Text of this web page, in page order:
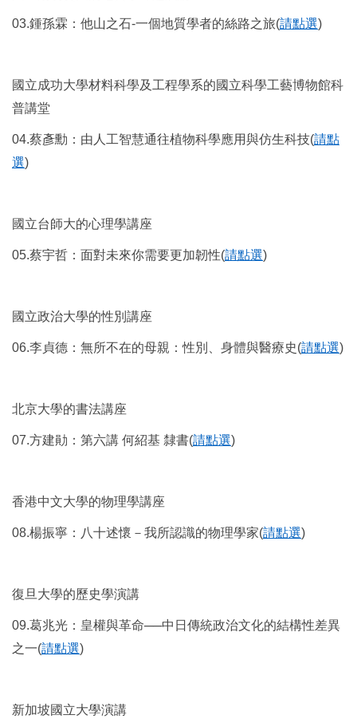
03.鍾孫霖 ： 他山之石-一個地質學者的絲路之旅(請點選)
國立成功大學材料科學及工程學系的國立科學工藝博物館科
普講堂
04.蔡彥勳 ：由人工智慧通往植物科學應用與仿生科技(請點
選)
國立台師大的心理學講座
05.蔡宇哲：面對未來你需要更加韌性(請點選)
國立政治大學的性別講座
06.李貞德：無所不在的母親：性別、身體與醫療史(請點選)
北京大學的書法講座
07.方建勛：第六講 何紹基 隸書(請點選)
香港中文大學的物理學講座
08.楊振寧：八十述懷－我所認識的物理學家(請點選)
復旦大學的歷史學演講
09.葛兆光：皇權與革命──中日傳統政治文化的結構性差異
之一(請點選)
新加坡國立大學演講